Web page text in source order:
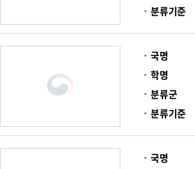
분류기준
국명
학명
분류군
분류기준
국명